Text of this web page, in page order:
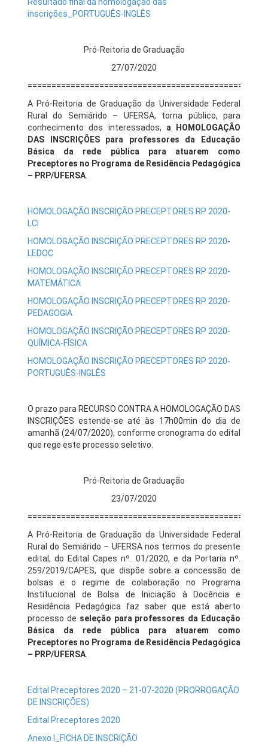
inscrições_PORTUGUÊS-INGLÊS
Pró-Reitoria de Graduação
27/07/2020
A Pró-Reitoria de Graduação da Universidade Federal
Rural do Semiárido – UFERSA, torna público, para
conhecimento dos interessados, a HOMOLOGAÇÃO
DAS INSCRIÇÕES para professores da Educação
Básica da rede pública para atuarem como
Preceptores no Programa de Residência Pedagógica
– PRP/UFERSA
HOMOLOGAÇÃO INSCRIÇÃO PRECEPTORES RP 2020-
LCI
HOMOLOGAÇÃO INSCRIÇÃO PRECEPTORES RP 2020-
LEDOC
HOMOLOGAÇÃO INSCRIÇÃO PRECEPTORES RP 2020-
MATEMÁTICA
HOMOLOGAÇÃO INSCRIÇÃO PRECEPTORES RP 2020-
PEDAGOGIA
HOMOLOGAÇÃO INSCRIÇÃO PRECEPTORES RP 2020-
QUÍMICA-FÍSICA
HOMOLOGAÇÃO INSCRIÇÃO PRECEPTORES RP 2020-
PORTUGUÊS-INGLÊS
O prazo para RECURSO CONTRA A HOMOLOGAÇÃO DAS
INSCRIÇÕES estende-se até às 17h00min do dia de
amanhã (24/07/2020), conforme cronograma do edital
que rege este processo seletivo.
Pró-Reitoria de Graduação
23/07/2020
A Pró-Reitoria de Graduação da Universidade Federal
Rural do Semiárido – UFERSA nos termos do presente
edital, do Edital Capes nº. 01/2020, e da Portaria nº.
259/2019/CAPES, que dispõe sobre a concessão de
bolsas e o regime de colaboração no Programa
Institucional de Bolsa de Iniciação à Docência e
Residência Pedagógica faz saber que está aberto
processo de seleção para professores da Educação
Básica da rede pública para atuarem como
Preceptores no Programa de Residência Pedagógica
– PRP/UFERSA
Edital Preceptores 2020 – 21-07-2020 (PRORROGAÇÃO
DE INSCRIÇÕES)
Edital Preceptores 2020
Anexo I_FICHA DE INSCRIÇÃO